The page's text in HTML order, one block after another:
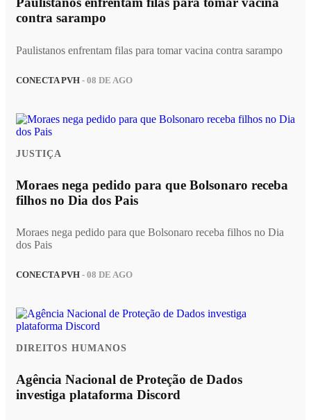
contra sarampo
Paulistanos enfrentam filas para tomar vacina contra sarampo
CONECTA PVH - 08 DE AGO
JUSTIÇA
Moraes nega pedido para que Bolsonaro receba
filhos no Dia dos Pais
Moraes nega pedido para que Bolsonaro receba filhos no Dia
dos Pais
CONECTA PVH - 08 DE AGO
DIREITOS HUMANOS
Agência Nacional de Proteção de Dados
investiga plataforma Discord